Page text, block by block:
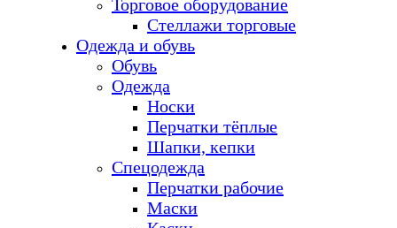
Торговое оборудование
Стеллажи торговые
Одежда и обувь
Обувь
Одежда
Носки
Перчатки тёплые
Шапки, кепки
Спецодежда
Перчатки рабочие
Маски